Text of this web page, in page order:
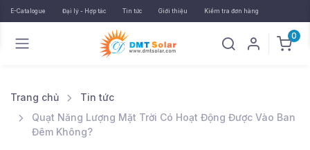
E-Catalogue Đại lý - Hợp tác Tin tức Giới thiệu Kiểm tra đơn hàng
0
Trang chủ
Tin tức
Quạt Năng Lượng Mặt Trời Có Hoạt Động Được Vào Ban
Đêm Không?